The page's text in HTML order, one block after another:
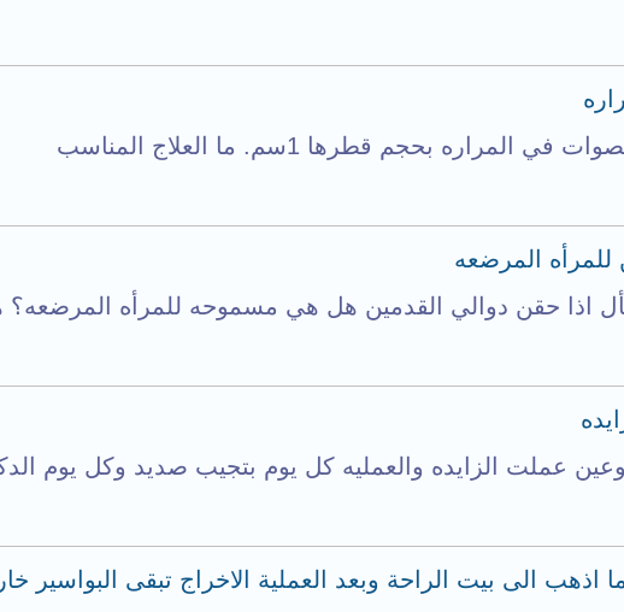
بحجم قطرها 1سم. ما العلاج المناسب
المرضعه
اذا حقن دوالي القدمين هل هي مسموحه للمرأه المرضعه؟
عملت الزايده والعمليه كل يوم بتجيب صديد وكل يوم
اذهب الى بيت الراحة وبعد العملية الاخراج تبقى البواسير